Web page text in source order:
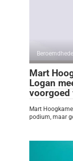
Mart
Logan
voorgoed
Mart
podium, maar